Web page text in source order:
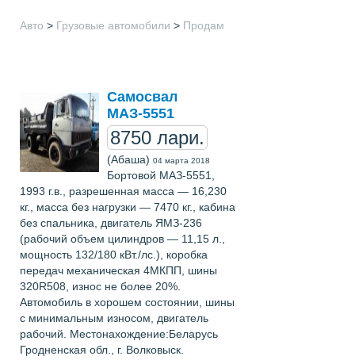
Авто > Грузовые автомобили > Продам
Самосвал
МАЗ-5551
8750 лари.
(Абаша) 04 марта 2018
Бортовой МАЗ-5551,
1993 г.в., разрешенная масса — 16,230
кг., масса без нагрузки — 7470 кг., кабина
без спальника, двигатель ЯМЗ-236
(рабочий объем цилиндров — 11,15 л.,
мощность 132/180 кВт./лс.), коробка
передач механическая 4МКПП, шины
320R508, износ не более 20%.
Автомобиль в хорошем состоянии, шины
с минимальным износом, двигатель
рабочий. Местонахождение:Беларусь
Гродненская обл., г. Волковыск.